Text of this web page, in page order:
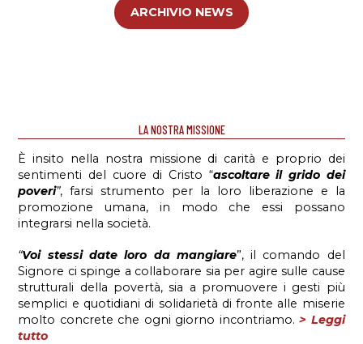
ARCHIVIO NEWS
LA NOSTRA MISSIONE
È insito nella nostra missione di carità e proprio dei
sentimenti del cuore di Cristo “ascoltare il grido dei
poveri”, farsi strumento per la loro liberazione e la
promozione umana, in modo che essi possano
integrarsi nella società.
“Voi stessi date loro da mangiare”, il comando del
Signore ci spinge a collaborare sia per agire sulle cause
strutturali della povertà, sia a promuovere i gesti più
semplici e quotidiani di solidarietà di fronte alle miserie
molto concrete che ogni giorno incontriamo.> Leggi
tutto